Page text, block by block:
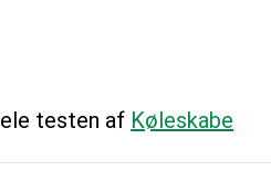
testen af Køleskabe